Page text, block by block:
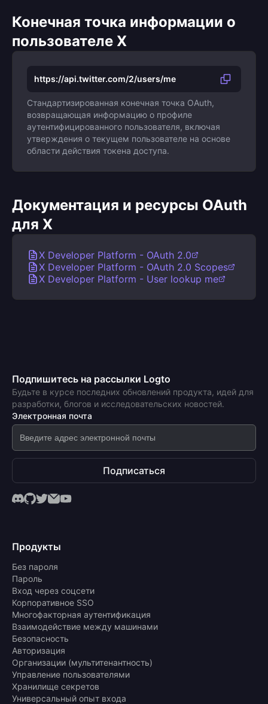
Конечная точка информации о
пользователе X
https://api.twitter.com/2/users/me
Стандартизированная конечная точка OAuth,
возвращающая информацию о профиле
аутентифицированного пользователя, включая
утверждения о текущем пользователе на основе
области действия токена доступа.
Документация и ресурсы OAuth
для X
X Developer Platform - OAuth 2.0
X Developer Platform - OAuth 2.0 Scopes
X Developer Platform - User lookup me
Подпишитесь на рассылки Logto
Будьте в курсе последних обновлений продукта, идей для
разработки, блогов и исследовательских новостей.
Электронная почта
Подписаться
Продукты
Без пароля
Пароль
Вход через соцсети
Корпоративное SSO
Многофакторная аутентификация
Взаимодействие между машинами
Безопасность
Авторизация
Организации (мультитенантность)
Управление пользователями
Хранилище секретов
Универсальный опыт входа